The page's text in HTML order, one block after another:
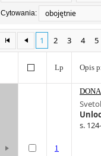
Cytowania: obojętnie
1 2 3 4 5
Lp Opis
1
s.